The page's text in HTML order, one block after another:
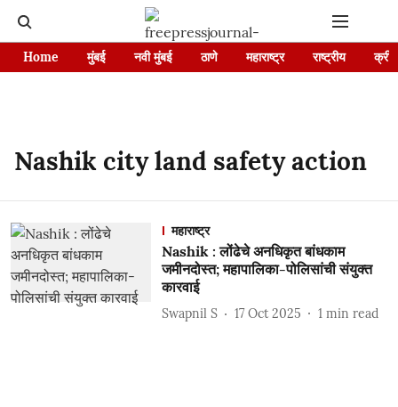
Home मुंबई नवी मुंबई ठाणे महाराष्ट्र राष्ट्रीय
Nashik city land safety action
महाराष्ट्र
Nashik : लोंढेचे अनधिकृत बांधकाम
जमीनदोस्त; महापालिका-पोलिसांची संयुक्त
कारवाई
Swapnil S 17 Oct 2025 1 min read